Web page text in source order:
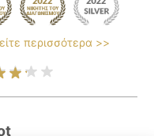
περισσότερα >>